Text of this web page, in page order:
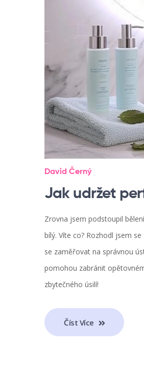
David Černý
Jak udržet
Zrovna jsem podstoupil
bílý. Víte co? Rozhodl jsem
se zaměřovat na správnou
pomohou zabránit
zbytečného úsilí!
Číst Více